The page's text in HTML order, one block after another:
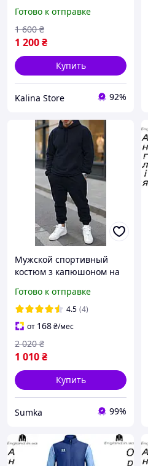
теплый Найк Спортивный
костюм худи + брюки
Костюм Nike для мужчин
Готово к отправке
1 200₴
1 600 ₴
Купить
Kalina Store 92%
Мужской спортивный
костюм з капюшоном на
спортивная одежда,
Модные мужские
костюмы зимние
Готово к отправке
4.5 (4)
от 168₴/мес
1 010₴
2 020 ₴
Купить
Sumka 99%